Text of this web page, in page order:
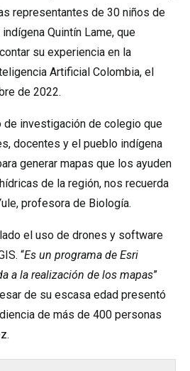
representantes de 30 niños de
Quintín Lame, que
su experiencia en la
Artificial Colombia, el
de 2022.
de investigación de colegio que
docentes y el pueblo indígena
generar mapas que los ayuden
de la región, nos recuerda
profesora de Biología.
el uso de drones y software
“Es un programa de Esri
a la realización de los mapas”
de su escasa edad presentó
de más de 400 personas